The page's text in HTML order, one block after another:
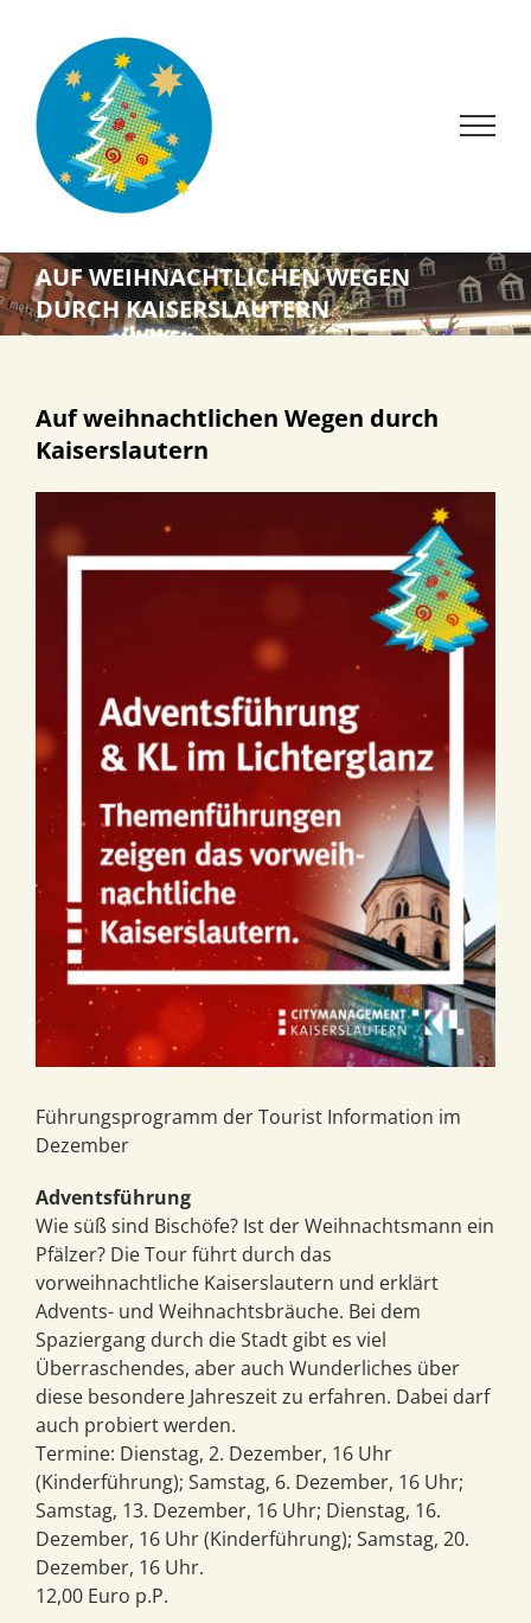
springen
AUF WEIHNACHTLICHEN WEGEN
DURCH KAISERSLAUTERN
Auf weihnachtlichen Wegen durch
Kaiserslautern
Führungsprogramm der Tourist Information im
Dezember
Adventsführung
Wie süß sind Bischöfe? Ist der Weihnachtsmann ein
Pfälzer? Die Tour führt durch das
vorweihnachtliche Kaiserslautern und erklärt
Advents- und Weihnachtsbräuche. Bei dem
Spaziergang durch die Stadt gibt es viel
Überraschendes, aber auch Wunderliches über
diese besondere Jahreszeit zu erfahren. Dabei darf
auch probiert werden.
Termine: Dienstag, 2. Dezember, 16 Uhr
(Kinderführung); Samstag, 6. Dezember, 16 Uhr;
Samstag, 13. Dezember, 16 Uhr; Dienstag, 16.
Dezember, 16 Uhr (Kinderführung); Samstag, 20.
Dezember, 16 Uhr.
12,00 Euro p.P.